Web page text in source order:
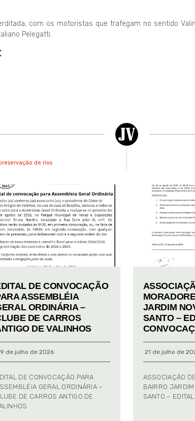
com os motoristas que trafegam no sentido
Pelegatti.
de rios
DE CONVOCAÇÃO
ASSEMBLÉIA
ORDINÁRIA –
DE CARROS
DE VALINHOS
de julho de 2026
DE CONVOCAÇÃO PARA
GERAL ORDINÁRIA –
DE CARROS ANTIGO DE
JARDIM
SANTO –
21 de julho de
ASSOCIAÇÃO
BAIRRO
SANTO –